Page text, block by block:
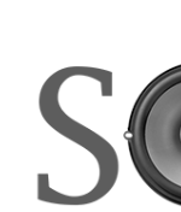
content